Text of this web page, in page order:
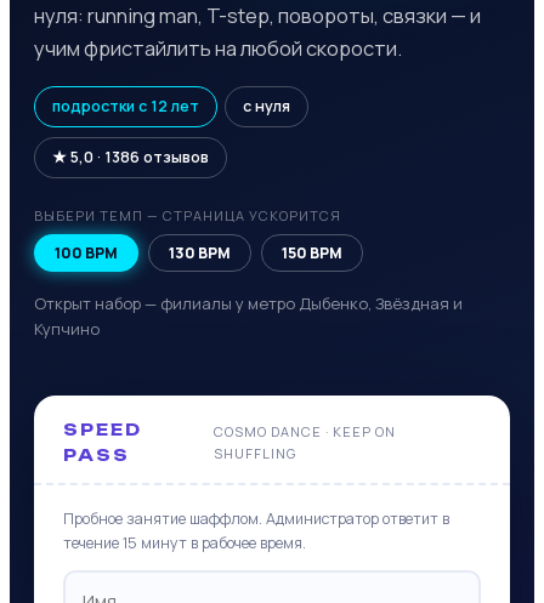
нуля: running man, T-step, повороты, связки — и
учим фристайлить на любой скорости.
подростки с 12 лет с нуля
★ 5,0 · 1386 отзывов
ВЫБЕРИ ТЕМП — СТРАНИЦА УСКОРИТСЯ
100 BPM 130 BPM 150 BPM
Открыт набор — филиалы у метро Дыбенко, Звёздная и
Купчино
SPEED
PASS
COSMO DANCE · KEEP ON
SHUFFLING
Пробное занятие шаффлом. Администратор ответит в
течение 15 минут в рабочее время.